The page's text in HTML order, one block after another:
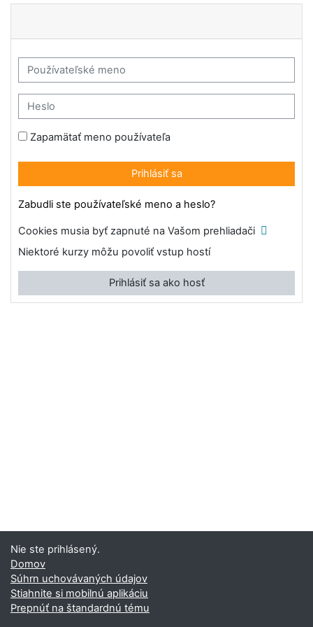
Preskočiť na hlavný obsah
Používateľské meno
Heslo
Zapamätať meno používateľa
Prihlásiť sa
Zabudli ste používateľské meno a heslo?
Cookies musia byť zapnuté na Vašom prehliadači
Niektoré kurzy môžu povoliť vstup hostí
Prihlásiť sa ako hosť
Nie ste prihlásený.
Domov
Súhrn uchovávaných údajov
Stiahnite si mobilnú aplikáciu
Prepnúť na štandardnú tému